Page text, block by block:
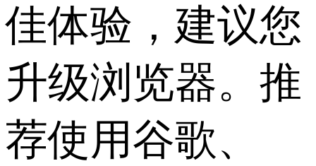
佳体验，建议您
升级浏览器。推
荐使用谷歌、